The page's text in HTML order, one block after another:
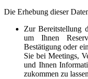
Die Erhebung dieser
Zur Bereitstellung
um Ihnen
Bestätigung oder
Sie bei Meetings,
und Ihnen
zukommen zu lassen